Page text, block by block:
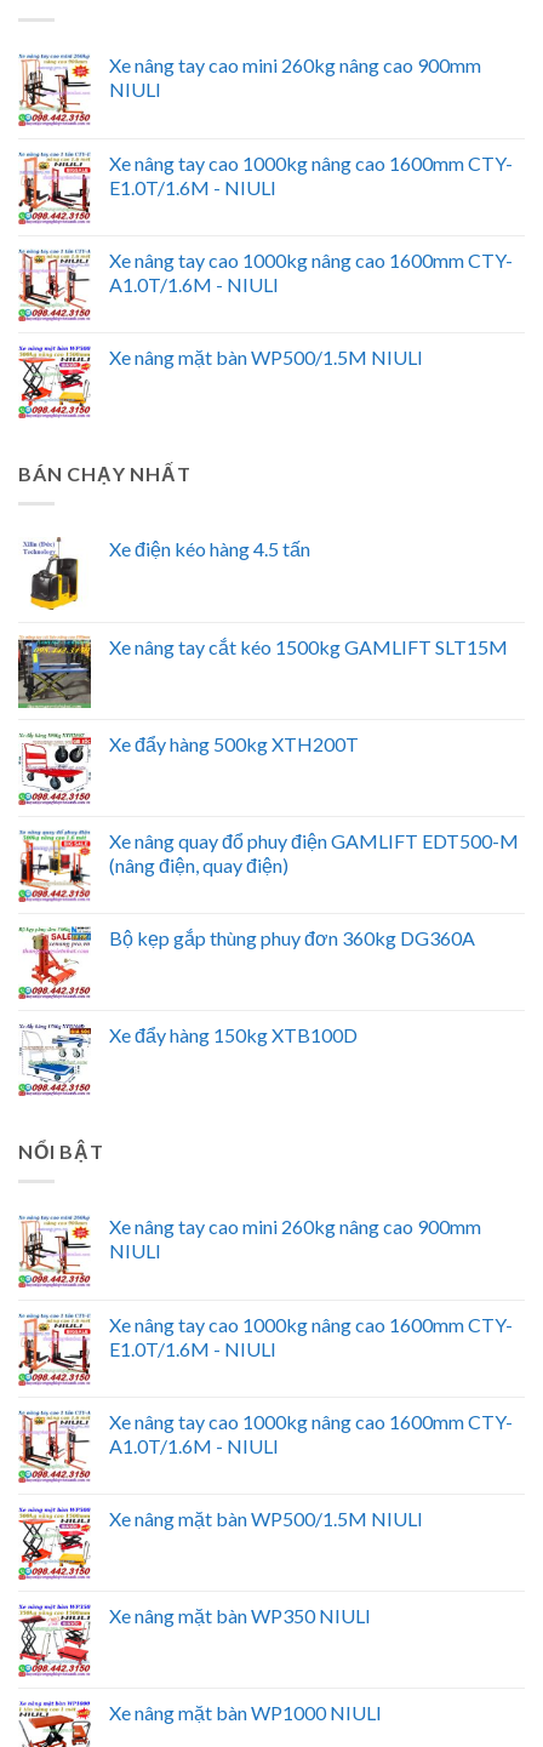
Xe nâng tay cao mini 260kg nâng cao 900mm
NIULI
Xe nâng tay cao 1000kg nâng cao 1600mm CTY-
E1.0T/1.6M - NIULI
Xe nâng tay cao 1000kg nâng cao 1600mm CTY-
A1.0T/1.6M - NIULI
Xe nâng mặt bàn WP500/1.5M NIULI
BÁN CHẠY NHẤT
Xe điện kéo hàng 4.5 tấn
Xe nâng tay cắt kéo 1500kg GAMLIFT SLT15M
Xe đẩy hàng 500kg XTH200T
Xe nâng quay đổ phuy điện GAMLIFT EDT500-M
(nâng điện, quay điện)
Bộ kẹp gắp thùng phuy đơn 360kg DG360A
Xe đẩy hàng 150kg XTB100D
NỔI BẬT
Xe nâng tay cao mini 260kg nâng cao 900mm
NIULI
Xe nâng tay cao 1000kg nâng cao 1600mm CTY-
E1.0T/1.6M - NIULI
Xe nâng tay cao 1000kg nâng cao 1600mm CTY-
A1.0T/1.6M - NIULI
Xe nâng mặt bàn WP500/1.5M NIULI
Xe nâng mặt bàn WP350 NIULI
Xe nâng mặt bàn WP1000 NIULI